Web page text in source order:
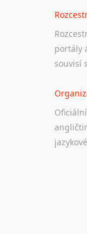
portály
souvisí